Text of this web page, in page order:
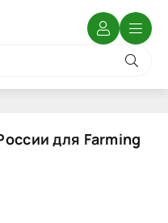
для Farming